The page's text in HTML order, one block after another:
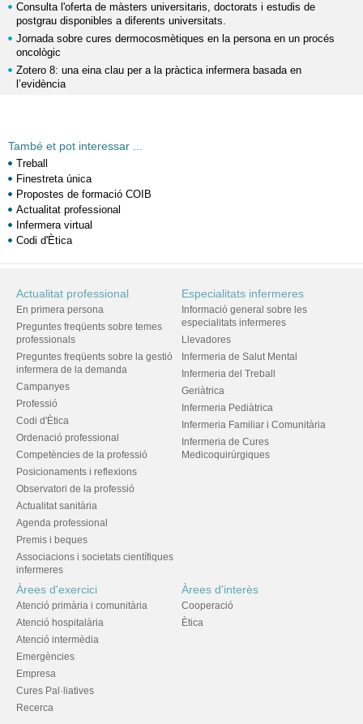
Consulta l'oferta de màsters universitaris, doctorats i estudis de
postgrau disponibles a diferents universitats.
Jornada sobre cures dermocosmètiques en la persona en un procés
oncològic
Zotero 8: una eina clau per a la pràctica infermera basada en
l’evidència
També et pot interessar ...
Treball
Finestreta única
Propostes de formació COIB
Actualitat professional
Infermera virtual
Codi d'Ètica
Actualitat professional
En primera persona
Preguntes freqüents sobre temes
professionals
Preguntes freqüents sobre la gestió
infermera de la demanda
Campanyes
Professió
Codi d'Ètica
Ordenació professional
Competències de la professió
Posicionaments i reflexions
Observatori de la professió
Actualitat sanitària
Agenda professional
Premis i beques
Associacions i societats científiques
infermeres
Especialitats infermeres
Informació general sobre les
especialitats infermeres
Llevadores
Infermeria de Salut Mental
Infermeria del Treball
Geriàtrica
Infermeria Pediàtrica
Infermeria Familiar i Comunitària
Infermeria de Cures
Medicoquirúrgiques
Àrees d'exercici
Atenció primària i comunitària
Atenció hospitalària
Atenció intermèdia
Emergències
Empresa
Cures Pal·liatives
Recerca
Àrees d'interès
Cooperació
Ètica